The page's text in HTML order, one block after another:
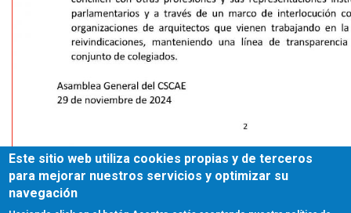
Este sitio web utiliza cookies propias y de terceros
para mejorar nuestros servicios y optimizar su
navegación